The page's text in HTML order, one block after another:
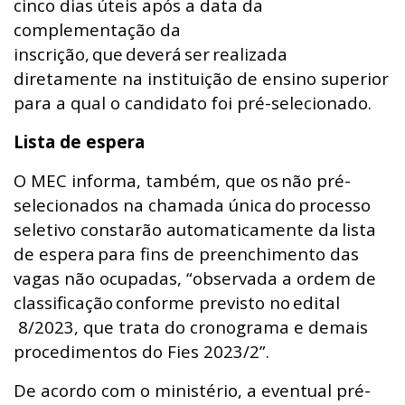
cinco dias úteis após a data da
complementação da
inscrição, que deverá ser realizada
diretamente na instituição de ensino superior
para a qual o candidato foi pré-selecionado.
Lista de espera
O MEC informa, também, que os não pré-
selecionados na chamada única do processo
seletivo constarão automaticamente da lista
de espera para fins de preenchimento das
vagas não ocupadas, “observada a ordem de
classificação conforme previsto no edital
8/2023, que trata do cronograma e demais
procedimentos do Fies 2023/2”.
De acordo com o ministério, a eventual pré-